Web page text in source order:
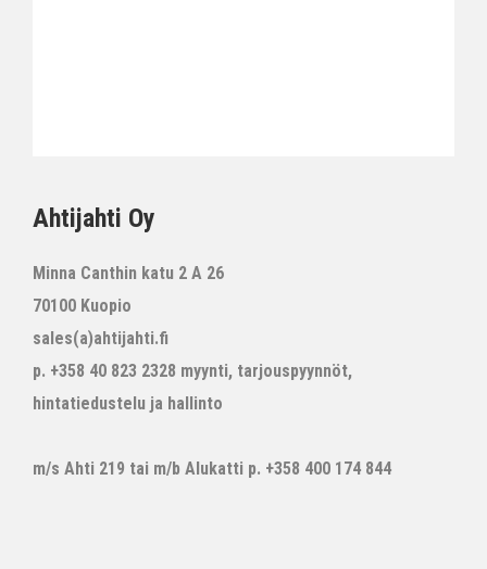
Ahtijahti Oy
Minna Canthin katu 2 A 26
70100 Kuopio
sales(a)ahtijahti.fi
p. +358 40 823 2328 myynti, tarjouspyynnöt,
hintatiedustelu ja hallinto
m/s Ahti 219 tai m/b Alukatti p. +358 400 174 844